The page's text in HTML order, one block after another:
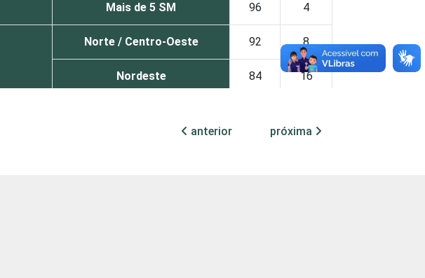
Mais de 5 SM 96 4
Norte / Centro-Oeste 92 8
Nordeste 84 16
anterior próxima